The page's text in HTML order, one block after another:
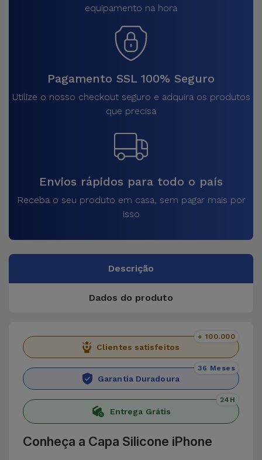
equipamento na hora
Pagamento SSL 100% Seguro
Utilize o nosso checkout seguro e adquira os produtos
que precisa
Envios rápidos para todo o país
Receba o seu produto em casa, sem pagar mais por
isso
Descrição
Dados do produto
Clientes satisfeitos
+ 100.000
Garantia Duradoura
36 Meses
Entrega Grátis
24H
Conheça a Capa Silicone iPhone